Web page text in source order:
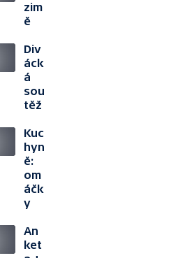
zim
ě
Div
áck
á
sou
těž
Kuc
hyn
ě:
om
áčk
y
An
ket